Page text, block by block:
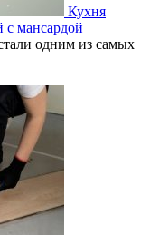
Кухня
с мансардой
одним из самых